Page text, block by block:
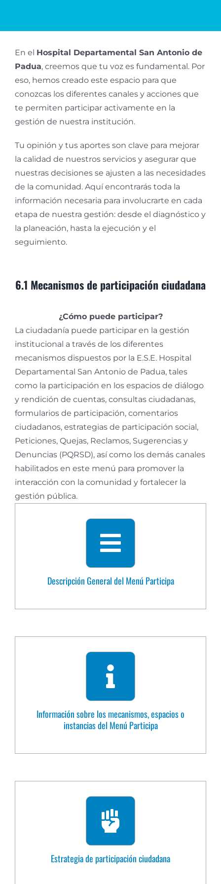
En el Hospital Departamental San Antonio de
Padua, creemos que tu voz es fundamental. Por
eso, hemos creado este espacio para que
conozcas los diferentes canales y acciones que
te permiten participar activamente en la
gestión de nuestra institución.
Tu opinión y tus aportes son clave para mejorar
la calidad de nuestros servicios y asegurar que
nuestras decisiones se ajusten a las necesidades
de la comunidad. Aquí encontrarás toda la
información necesaria para involucrarte en cada
etapa de nuestra gestión: desde el diagnóstico y
la planeación, hasta la ejecución y el
seguimiento.
6.1 Mecanismos de participación ciudadana
¿Cómo puede participar?
La ciudadanía puede participar en la gestión
institucional a través de los diferentes
mecanismos dispuestos por la E.S.E. Hospital
Departamental San Antonio de Padua, tales
como la participación en los espacios de diálogo
y rendición de cuentas, consultas ciudadanas,
formularios de participación, comentarios
ciudadanos, estrategias de participación social,
Peticiones, Quejas, Reclamos, Sugerencias y
Denuncias (PQRSD), así como los demás canales
habilitados en este menú para promover la
interacción con la comunidad y fortalecer la
gestión pública.
Descripción General del Menú Participa
Información sobre los mecanismos, espacios o
instancias del Menú Participa
Estrategia de participación ciudadana